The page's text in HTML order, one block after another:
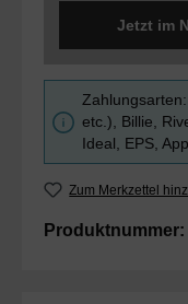
Jetzt im
etc.), Billie,
Ideal, EPS,
Zum Merkzettel
Produktnummer: